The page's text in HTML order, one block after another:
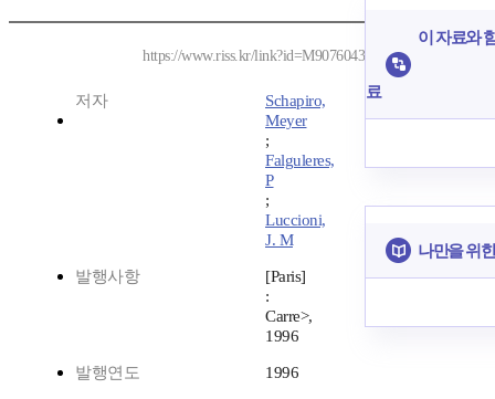
https://www.riss.kr/link?id=M9076043
저자
Schapiro,
Meyer
;
Falguleres,
P
;
Luccioni,
J. M
발행사항
[Paris]
:
Carre>,
1996
발행연도 1996
이 자료와
료
나만을 위